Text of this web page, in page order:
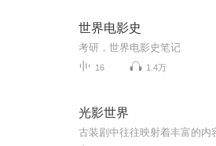
世界电影史
考研，世界电影史笔记
16 1.4万
光影世界